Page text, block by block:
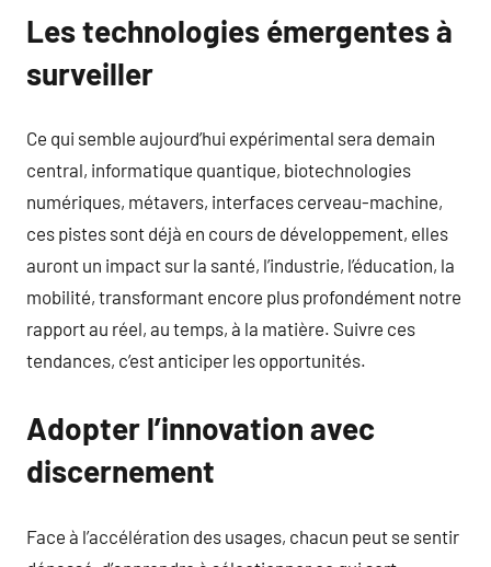
Les technologies émergentes à
surveiller
Ce qui semble aujourd’hui expérimental sera demain
central, informatique quantique, biotechnologies
numériques, métavers, interfaces cerveau-machine,
ces pistes sont déjà en cours de développement, elles
auront un impact sur la santé, l’industrie, l’éducation, la
mobilité, transformant encore plus profondément notre
rapport au réel, au temps, à la matière. Suivre ces
tendances, c’est anticiper les opportunités.
Adopter l’innovation avec
discernement
Face à l’accélération des usages, chacun peut se sentir